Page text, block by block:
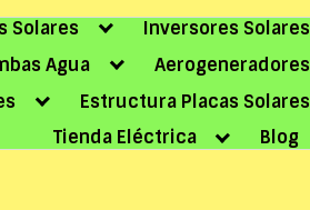
Solares
Inversores Solares
Agua
Aerogeneradores
Estructura Placas Solares
Tienda Eléctrica
Blog